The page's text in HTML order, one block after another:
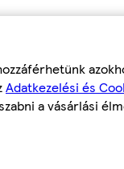
Adatkezelési és
a vásárlási